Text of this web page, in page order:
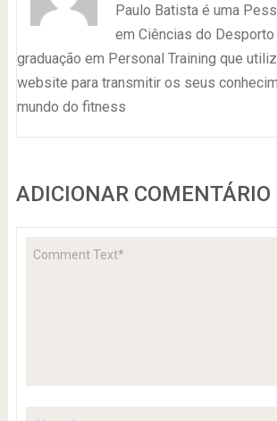
Paulo Batista é uma
em Ciências do
graduação em Personal Training que
website para transmitir os seus
mundo do fitness
ADICIONAR COMENTÁRIO